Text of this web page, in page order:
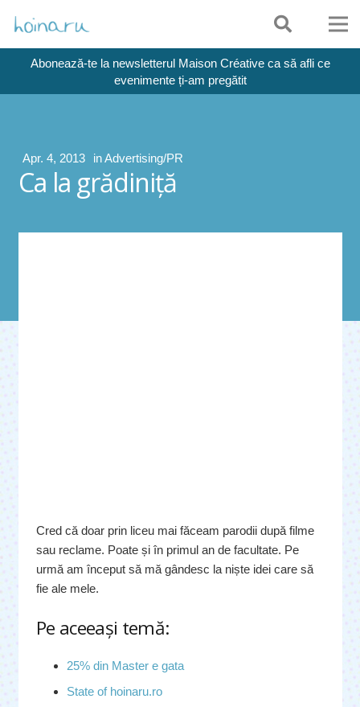
Abonează-te la newsletterul Maison Créative ca să afli ce
evenimente ți-am pregătit
Apr. 4, 2013 inAdvertising/PR
Ca la grădiniţă
Cred că doar prin liceu mai făceam parodii după filme
sau reclame. Poate și în primul an de facultate. Pe
urmă am început să mă gândesc la niște idei care să
fie ale mele.
Pe aceeaşi temă:
25% din Master e gata
State of hoinaru.ro